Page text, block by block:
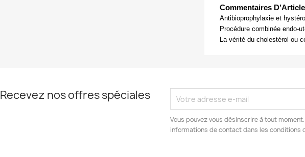
Commentaires
Antibioprophylaxie et
Procédure combinée endo-
La vérité du cholestérol ou
Recevez nos offres spéciales
Vous pouvez vous désinscrire à tout
informations de contact dans les conditions